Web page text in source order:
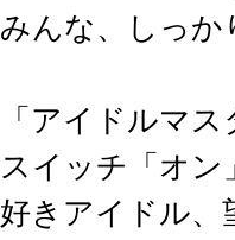
みんな、しっか
「アイドルマ
スイッチ「オ
好きアイドル、